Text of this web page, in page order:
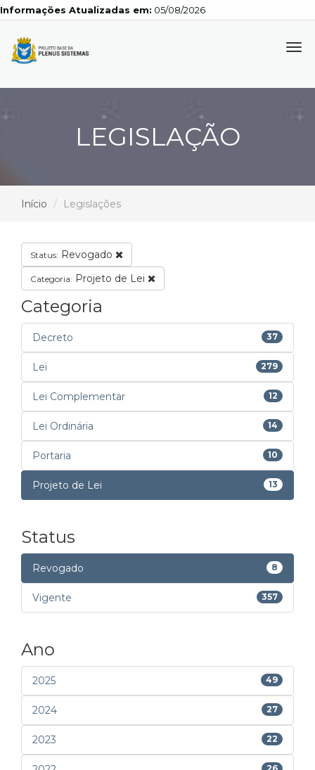
Atualizadas em: 05/08/2026
LEGISLAÇÃO
Início Legislações
Status: Revogado
Categoria: Projeto de Lei
Categoria
Decreto 37
Lei 279
Lei Complementar 12
Lei Ordinária 14
Portaria 10
Projeto de Lei 13
Status
Revogado 8
Vigente 357
Ano
2025 49
2024 27
2023 22